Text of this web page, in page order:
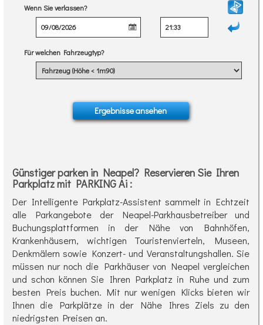
Wenn Sie verlassen?
Für welchen Fahrzeugtyp?
Günstiger parken in Neapel? Reservieren Sie Ihren
Parkplatz mit PARKING Ai :
Der Intelligente Parkplatz-Assistent sammelt in Echtzeit
alle Parkangebote der Neapel-Parkhausbetreiber und
Buchungsplattformen in der Nähe von Bahnhöfen,
Krankenhäusern, wichtigen Touristenvierteln, Museen,
Denkmälern sowie Konzert- und Veranstaltungshallen. Sie
müssen nur noch die Parkhäuser von Neapel vergleichen
und schon können Sie Ihren Parkplatz in Ruhe und zum
besten Preis buchen. Mit nur wenigen Klicks bieten wir
Ihnen die Parkplätze in der Nähe Ihres Ziels zu den
niedrigsten Preisen an.